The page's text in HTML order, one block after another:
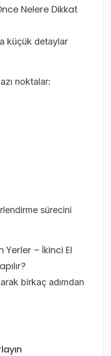
Nelere Dikkat
küçük detaylar
noktalar:
sürecini
Yerler – İkinci El
birkaç adımdan